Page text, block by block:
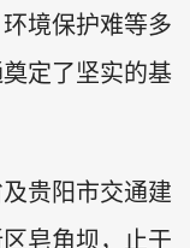
境保护难等多
定了坚实的基
贵阳市交通建
皂角坝，止于